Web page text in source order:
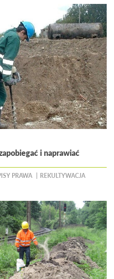
i naprawiać
PRAWA REKULTYWACJA